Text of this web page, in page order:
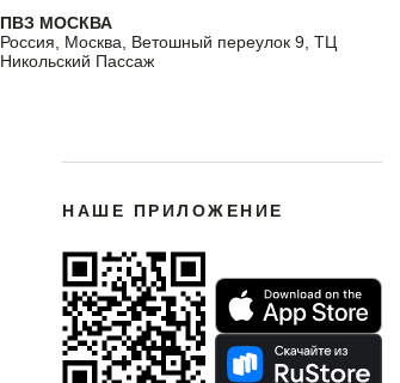
ПВЗ МОСКВА
Россия, Москва, Ветошный переулок 9, ТЦ
Никольский Пассаж
НАШЕ ПРИЛОЖЕНИЕ